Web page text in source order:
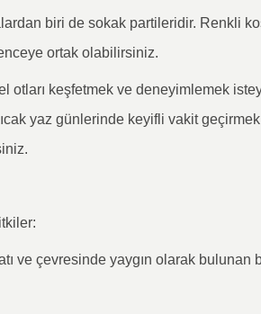
biri de sokak partileridir. Renkli
ortak olabilirsiniz.
otları keşfetmek ve deneyimlemek
yaz günlerinde keyifli vakit
ve çevresinde yaygın olarak bulunan